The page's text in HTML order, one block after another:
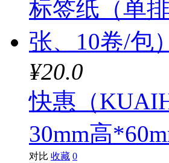
¥20.0
快惠（
30mm高
对比 收藏 0